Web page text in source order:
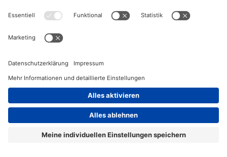
WEITERLESEN
DATENSCHUTZ